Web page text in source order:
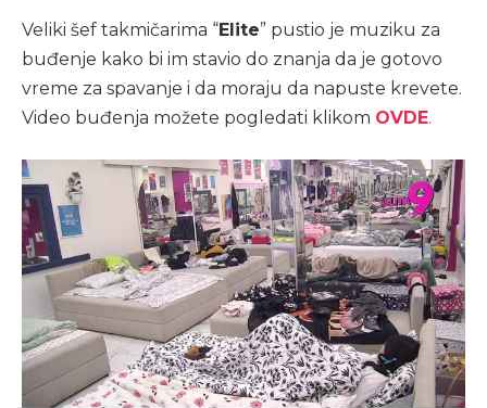
Veliki šef takmičarima “Elite” pustio je muziku za
buđenje kako bi im stavio do znanja da je gotovo
vreme za spavanje i da moraju da napuste krevete.
Video buđenja možete pogledati klikom OVDE.